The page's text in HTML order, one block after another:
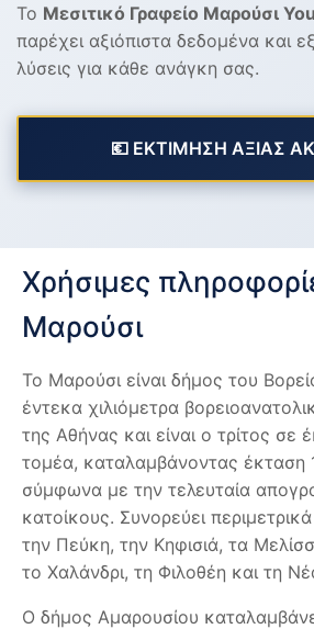
Το Μεσιτικό Γραφείο Μαρούσι
παρέχει αξιόπιστα δεδομένα και
λύσεις για κάθε ανάγκη σας.
💶 ΕΚΤΙΜΗΣΗ ΑΞΙΑΣ
Χρήσιμες
Μαρούσι
Το Μαρούσι είναι δήμος του
έντεκα χιλιόμετρα
της Αθήνας και είναι ο τρίτος σε
τομέα, καταλαμβάνοντας έκταση
σύμφωνα με την τελευταία
κατοίκους. Συνορεύει
την Πεύκη, την Κηφισιά, τα
το Χαλάνδρι, τη Φιλοθέη και τη
Ο δήμος Αμαρουσίου